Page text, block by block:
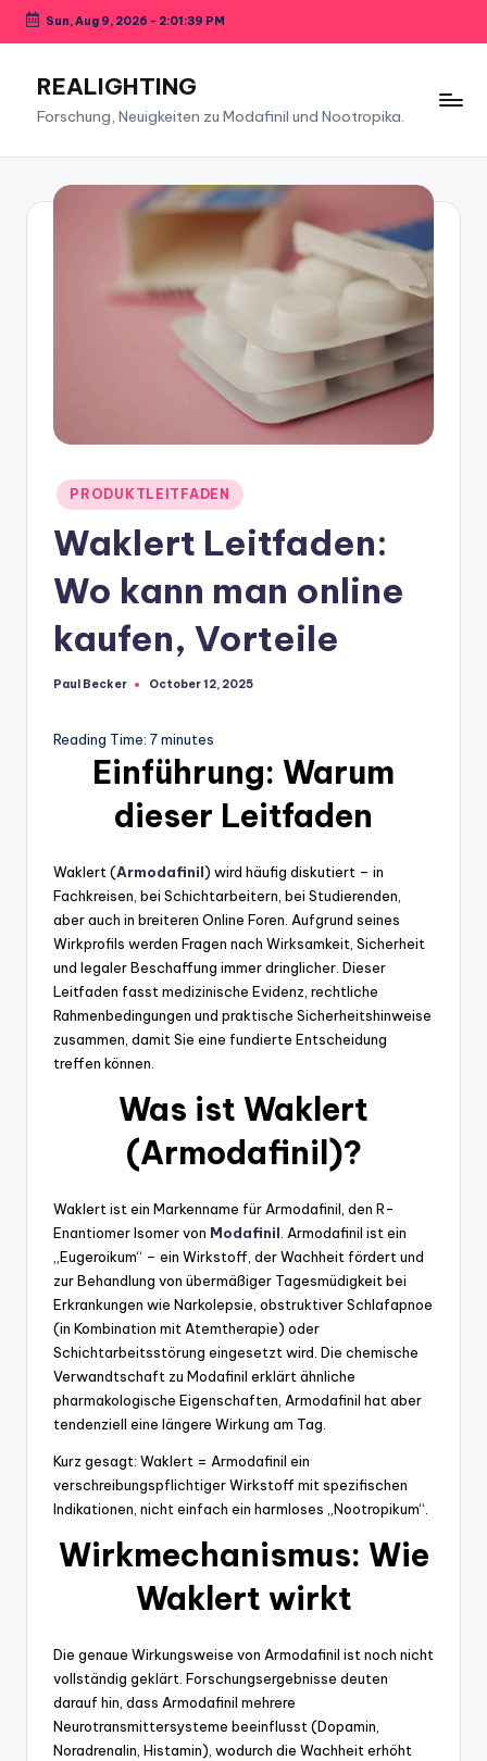
Skip
content
Sun, Aug 9, 2026 - 2:01:40 PM
REALIGHTING
Forschung, Neuigkeiten zu Modafinil und Nootropika.
Posted
in
PRODUKTLEITFADEN
Waklert Leitfaden:
Wo kann man online
kaufen, Vorteile
Posted
Paul Becker October 12, 2025
Reading Time: 7minutes
Einführung: Warum
dieser Leitfaden
Waklert (Armodafinil) wird häufig diskutiert – in
Fachkreisen, bei Schichtarbeitern, bei Studierenden,
aber auch in breiteren Online Foren. Aufgrund seines
Wirkprofils werden Fragen nach Wirksamkeit, Sicherheit
und legaler Beschaffung immer dringlicher. Dieser
Leitfaden fasst medizinische Evidenz, rechtliche
Rahmenbedingungen und praktische Sicherheitshinweise
zusammen, damit Sie eine fundierte Entscheidung
treffen können.
Was ist Waklert
(Armodafinil)?
Waklert ist ein Markenname für Armodafinil, den R-
Enantiomer Isomer von Modafinil . Armodafinil ist ein
„Eugeroikum“ – ein Wirkstoff, der Wachheit fördert und
zur Behandlung von übermäßiger Tagesmüdigkeit bei
Erkrankungen wie Narkolepsie, obstruktiver Schlafapnoe
(in Kombination mit Atemtherapie) oder
Schichtarbeitsstörung eingesetzt wird. Die chemische
Verwandtschaft zu Modafinil erklärt ähnliche
pharmakologische Eigenschaften, Armodafinil hat aber
tendenziell eine längere Wirkung am Tag.
Kurz gesagt: Waklert = Armodafinil ein
verschreibungspflichtiger Wirkstoff mit spezifischen
Indikationen, nicht einfach ein harmloses „Nootropikum“.
Wirkmechanismus: Wie
Waklert wirkt
Die genaue Wirkungsweise von Armodafinil ist noch nicht
vollständig geklärt. Forschungsergebnisse deuten
darauf hin, dass Armodafinil mehrere
Neurotransmittersysteme beeinflusst (Dopamin,
Noradrenalin, Histamin), wodurch die Wachheit erhöht